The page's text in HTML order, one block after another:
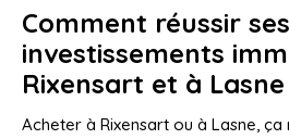
Comment réussir ses
investissements
Rixensart et à Lasne
Acheter à Rixensart ou à Lasne, ça